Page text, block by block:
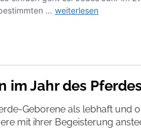
im Jahr des
Geborene als lebhaft und
mit ihrer Begeisterung